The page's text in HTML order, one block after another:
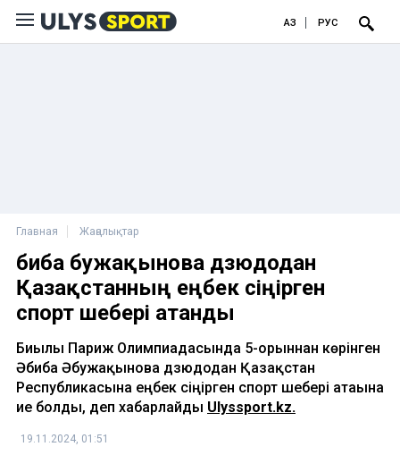
ҚАЗ РУС
Главная Жаңалықтар
Әбиба Әбужақынова дзюдодан
Қазақстанның еңбек сіңірген
спорт шебері атанды
Биылғы Париж Олимпиадасында 5-орыннан көрінген
Әбиба Әбужақынова дзюдодан Қазақстан
Республикасына еңбек сіңірген спорт шебері атағына
ие болды, деп хабарлайды Ulyssport.kz.
19.11.2024, 01:51